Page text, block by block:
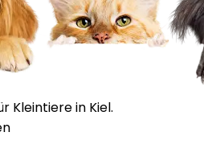
Kleintiere in Kiel.